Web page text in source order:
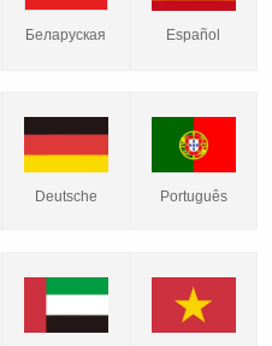
Беларуская Español
Deutsche Português